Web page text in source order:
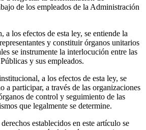
de los empleados de la Administración
a los efectos de esta ley, se entiende la
y constituir órganos unitarios
se instrumente la interlocución entre las
y sus empleados.
a los efectos de esta ley, se
a participar, a través de las organizaciones
de control y seguimiento de las
que legalmente se determine.
establecidos en este artículo se